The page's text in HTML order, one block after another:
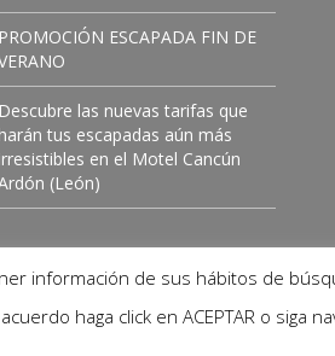
PROMOCIÓN ESCAPADA FIN DE
Descubre las nuevas tarifas que
harán tus escapadas aún más
irresistibles en el Motel Cancún
(León)
| Oviedo | Ourense | Contacto |
información de sus hábitos de
haga click en ACEPTAR o siga